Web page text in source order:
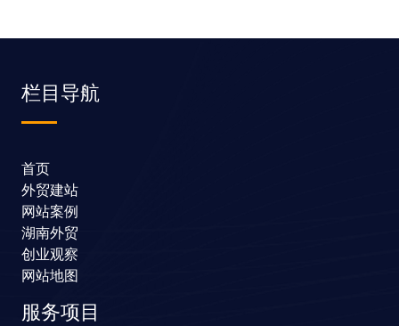
栏目导航
首页
外贸建站
网站案例
湖南外贸
创业观察
网站地图
服务项目